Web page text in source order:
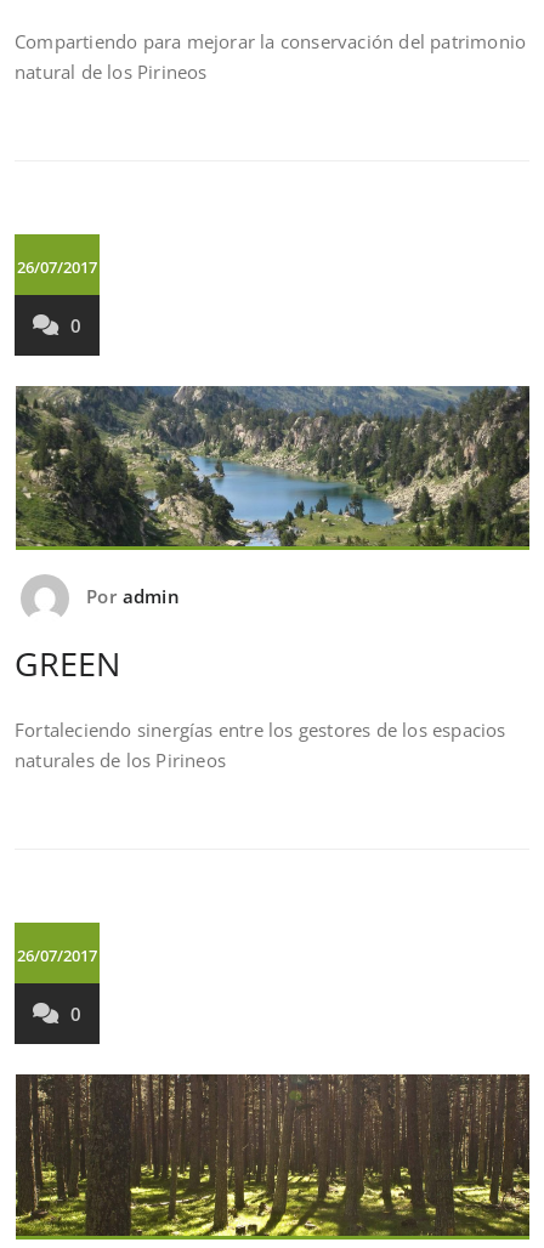
Compartiendo para mejorar la conservación del patrimonio
natural de los Pirineos
26/07/2017
0
Por admin
GREEN
Fortaleciendo sinergías entre los gestores de los espacios
naturales de los Pirineos
26/07/2017
0